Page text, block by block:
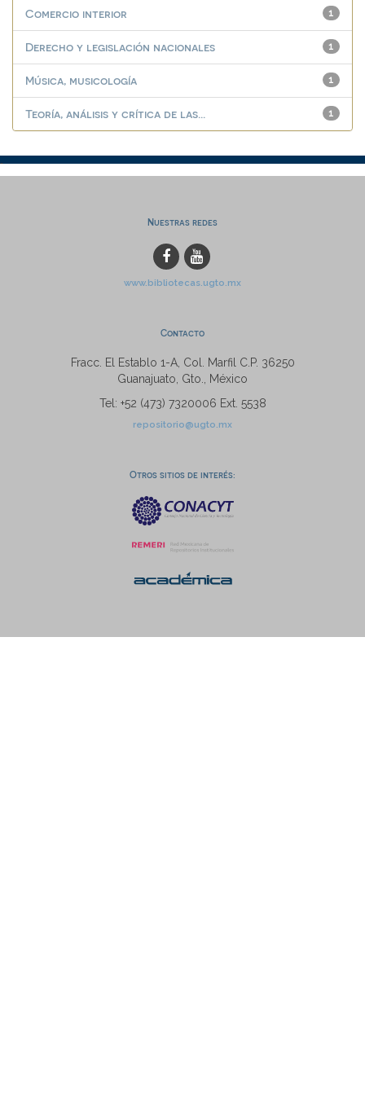
1
Comercio interior
1
Derecho y legislación nacionales
1
Música, musicología
1
Teoría, análisis y crítica de las...
Nuestras redes
www.bibliotecas.ugto.mx
Contacto
Fracc. El Establo 1-A, Col. Marfil C.P. 36250
Guanajuato, Gto., México
Tel: +52 (473) 7320006 Ext. 5538
repositorio@ugto.mx
Otros sitios de interés: